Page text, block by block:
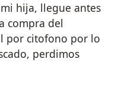
hija, llegue antes
compra del
por citofono por lo
perdimos